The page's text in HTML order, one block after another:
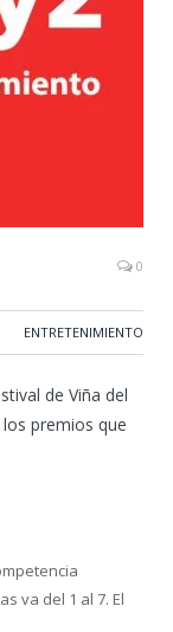
0
ENTRETENIMIENTO
de Viña del
premios que
va del 1 al 7. El